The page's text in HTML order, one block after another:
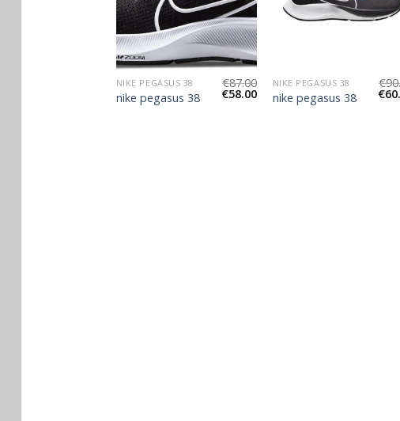
NIKE PEGASUS 38
nike pegasus 38
€87.00
€58.00
NIKE PEGASUS 38
nike pegasus 38
€
€